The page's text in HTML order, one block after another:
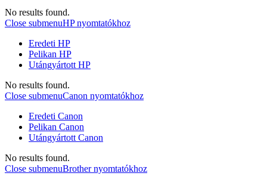
No results found.
Close submenuHP nyomtatókhoz
Eredeti HP
Pelikan HP
Utángyártott HP
No results found.
Close submenuCanon nyomtatókhoz
Eredeti Canon
Pelikan Canon
Utángyártott Canon
No results found.
Close submenuBrother nyomtatókhoz